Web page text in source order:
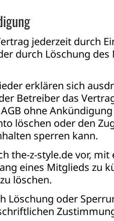
jederzeit durch
durch Löschung
erklären sich
Betreiber das
ohne
löschen oder den
sperren kann.
the-z-style.de vor, mit
eines Mitglieds zu
löschen.
Löschung oder